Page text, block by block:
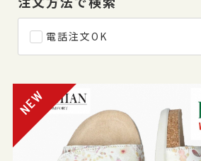
電話注文OK